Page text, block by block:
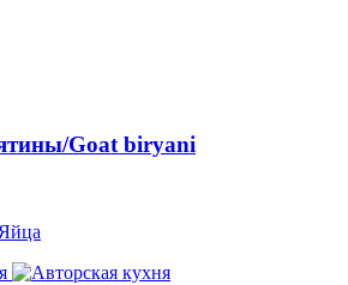
Goat biryani